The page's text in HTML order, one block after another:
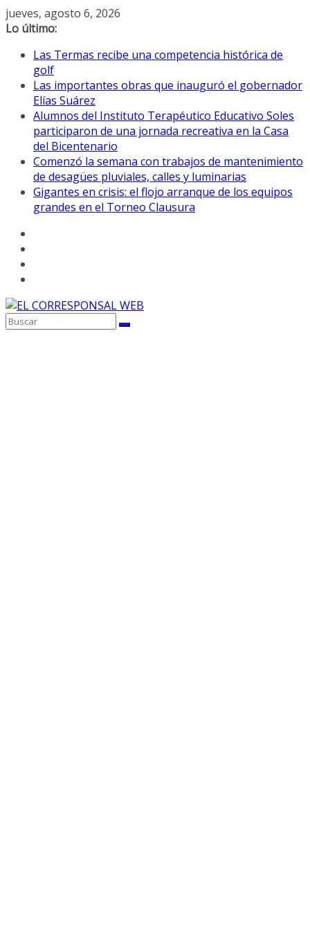
Saltar
al
jueves, agosto 6, 2026
Lo último:
Las Termas recibe una competencia histórica de
golf
Las importantes obras que inauguró el gobernador
Elías Suárez
Alumnos del Instituto Terapéutico Educativo Soles
participaron de una jornada recreativa en la Casa
del Bicentenario
Comenzó la semana con trabajos de mantenimiento
de desagües pluviales, calles y luminarias
Gigantes en crisis: el flojo arranque de los equipos
grandes en el Torneo Clausura